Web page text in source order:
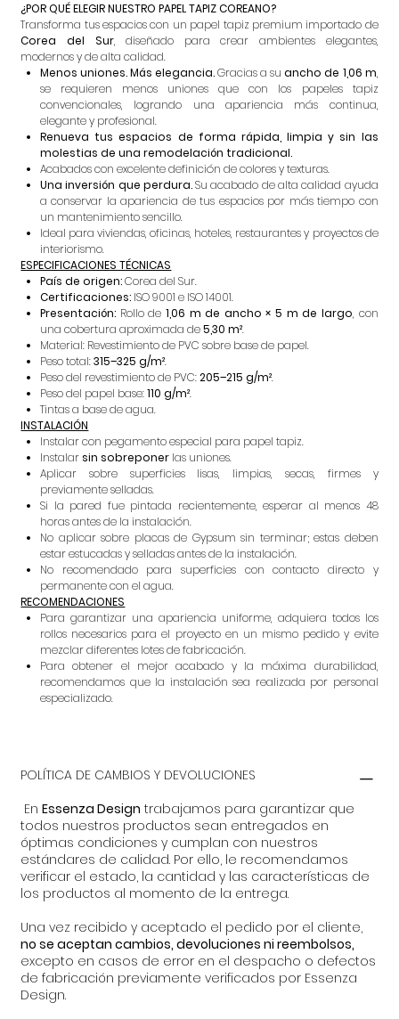
¿POR QUÉ ELEGIR NUESTRO PAPEL TAPIZ COREANO?
Transforma tus espacios con un papel tapiz premium importado de
Corea del Sur, diseñado para crear ambientes elegantes,
modernos y de alta calidad.
Menos uniones. Más elegancia.Gracias a suancho de 1,06 m,
se requieren menos uniones que con los papeles tapiz
convencionales, logrando una apariencia más continua,
elegante y profesional.
Renueva tus espacios de forma rápida, limpia y sin las
molestias de una remodelación tradicional.
Acabados con excelente definición de colores y texturas.
Una inversión que perdura.Su acabado de alta calidad ayuda
a conservar la apariencia de tus espacios por más tiempo con
un mantenimiento sencillo.
Ideal para viviendas, oficinas, hoteles, restaurantes y proyectos de
interiorismo.
ESPECIFICACIONES TÉCNICAS
País de origen:Corea del Sur.
Certificaciones: ISO 9001 e ISO 14001.
Presentación: Rollo de 1,06 m de ancho × 5 m de largo, con
una cobertura aproximada de5,30 m².
Material: Revestimiento de PVC sobre base de papel.
Peso total:315–325 g/m².
Peso del revestimiento de PVC:205–215 g/m².
Peso del papel base:110 g/m².
Tintas a base de agua.
INSTALACIÓN
Instalar con pegamento especial para papel tapiz.
Instalar sin sobreponer las uniones.
Aplicar sobre superficies lisas, limpias, secas, firmes y
previamente selladas.
Si la pared fue pintada recientemente, esperar al menos 48
horas antes de la instalación.
No aplicar sobre placas de Gypsum sin terminar; estas deben
estar estucadas y selladas antes de la instalación.
No recomendado para superficies con contacto directo y
permanente con el agua.
RECOMENDACIONES
Para garantizar una apariencia uniforme, adquiera todos los
rollos necesarios para el proyecto en un mismo pedido y evite
mezclar diferentes lotes de fabricación.
Para obtener el mejor acabado y la máxima durabilidad,
recomendamos que la instalación sea realizada por personal
especializado.
POLÍTICA DE CAMBIOS Y DEVOLUCIONES
EnEssenza Design trabajamos para garantizar que
todos nuestros productos sean entregados en
óptimas condiciones y cumplan con nuestros
estándares de calidad. Por ello, le recomendamos
verificar el estado, la cantidad y las características de
los productos al momento de la entrega.
Una vez recibido y aceptado el pedido por el cliente,
no se aceptan cambios, devoluciones ni reembolsos,
excepto en casos de error en el despacho o defectos
de fabricación previamente verificados por Essenza
Design.